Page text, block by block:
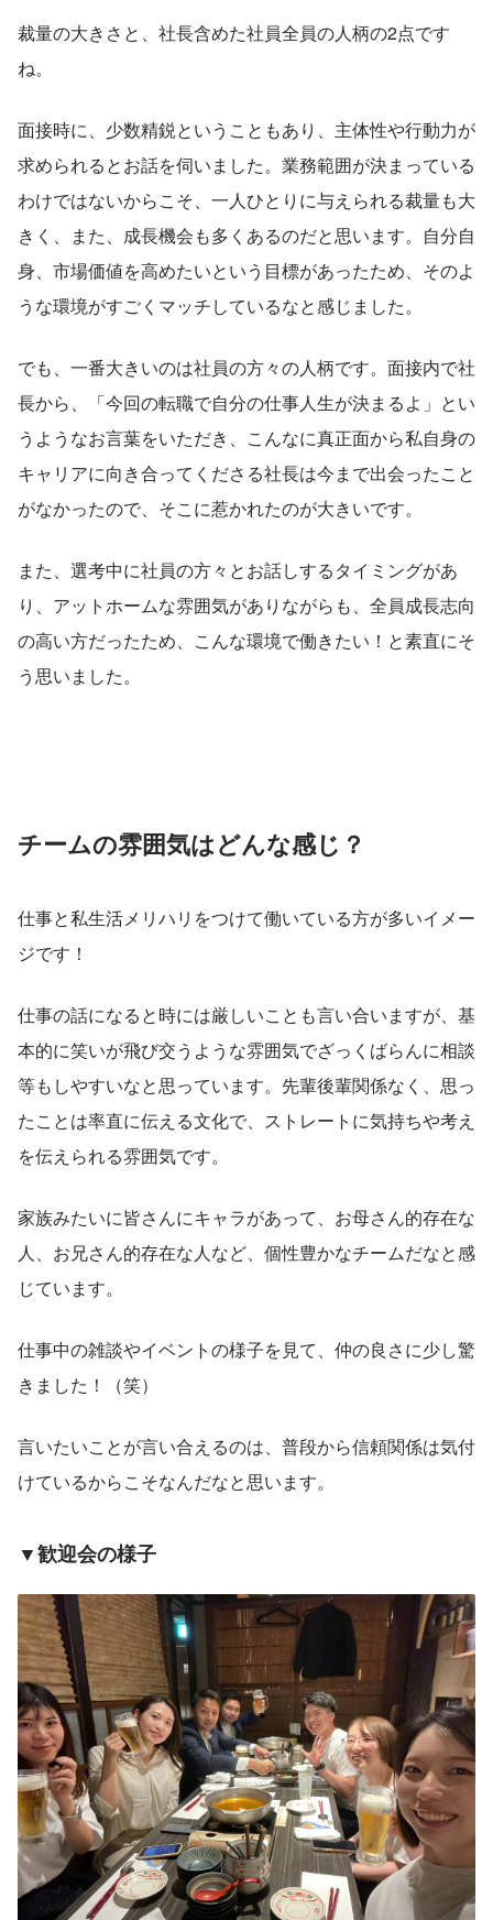
裁量の大きさと、社長含めた社員全員の人柄の2点です
ね。
面接時に、少数精鋭ということもあり、主体性や行動力が
求められるとお話を伺いました。業務範囲が決まっている
わけではないからこそ、一人ひとりに与えられる裁量も大
きく、また、成長機会も多くあるのだと思います。自分自
身、市場価値を高めたいという目標があったため、そのよ
うな環境がすごくマッチしているなと感じました。
でも、一番大きいのは社員の方々の人柄です。面接内で社
長から、「今回の転職で自分の仕事人生が決まるよ」とい
うようなお言葉をいただき、こんなに真正面から私自身の
キャリアに向き合ってくださる社長は今まで出会ったこと
がなかったので、そこに惹かれたのが大きいです。
また、選考中に社員の方々とお話しするタイミングがあ
り、アットホームな雰囲気がありながらも、全員成長志向
の高い方だったため、こんな環境で働きたい！と素直にそ
う思いました。
チームの雰囲気はどんな感じ？
仕事と私生活メリハリをつけて働いている方が多いイメー
ジです！
仕事の話になると時には厳しいことも言い合いますが、基
本的に笑いが飛び交うような雰囲気でざっくばらんに相談
等もしやすいなと思っています。先輩後輩関係なく、思っ
たことは率直に伝える文化で、ストレートに気持ちや考え
を伝えられる雰囲気です。
家族みたいに皆さんにキャラがあって、お母さん的存在な
人、お兄さん的存在な人など、個性豊かなチームだなと感
じています。
仕事中の雑談やイベントの様子を見て、仲の良さに少し驚
きました！（笑）
言いたいことが言い合えるのは、普段から信頼関係は気付
けているからこそなんだなと思います。
▼歓迎会の様子